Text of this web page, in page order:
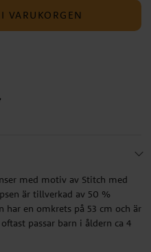
VARUKORGEN
med motiv av Stitch med
är tillverkad av 50 %
har en omkrets på 53 cm och är
passar barn i åldern ca 4